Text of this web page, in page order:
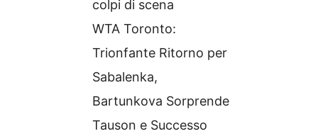
colpi di scena
WTA Toronto:
Trionfante Ritorno per
Sabalenka,
Bartunkova Sorprende
Tauson e Successo